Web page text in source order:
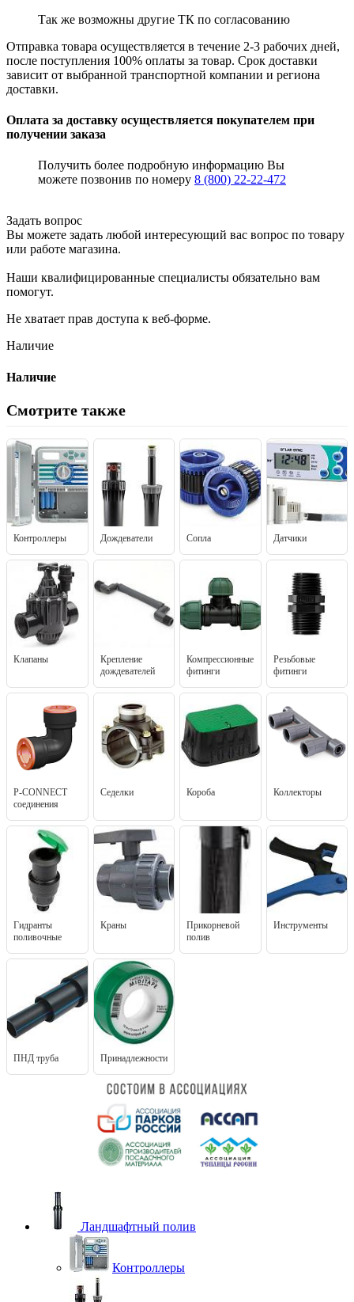
Так же возможны другие ТК по согласованию
Отправка товара осуществляется в течение 2-3 рабочих дней,
после поступления 100% оплаты за товар. Срок доставки
зависит от выбранной транспортной компании и региона
доставки.
Оплата за доставку осуществляется покупателем при
получении заказа
Получить более подробную информацию Вы
можете позвонив по номеру 8 (800) 22-22-472
Задать вопрос
Вы можете задать любой интересующий вас вопрос по товару
или работе магазина.
Наши квалифицированные специалисты обязательно вам
помогут.
Не хватает прав доступа к веб-форме.
Наличие
Наличие
Смотрите также
Контроллеры Дождеватели Сопла Датчики
Клапаны
Крепление
дождевателей
Компрессионные
фитинги
Резьбовые
фитинги
P-CONNECT
соединения
Седелки Короба Коллекторы
Гидранты
поливочные
Краны
Прикорневой
полив
Инструменты
ПНД труба Принадлежности
Ландшафтный полив
Контроллеры